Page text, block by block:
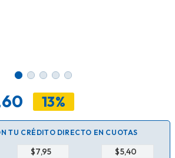
13%
TU CRÉDITO DIRECTO EN CUOTAS
$ $